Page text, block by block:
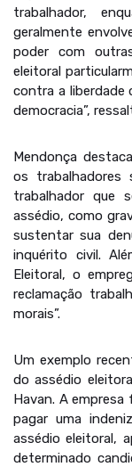
trabalhador,
geralmente
poder com
eleitoral
contra a liberdade
democracia”,
Mendonça
os trabalhadores
trabalhador que
assédio, como
sustentar sua
inquérito civil.
Eleitoral, o
reclamação
morais”.
Um exemplo
do assédio
Havan. A
pagar uma
assédio eleitoral,
determinado